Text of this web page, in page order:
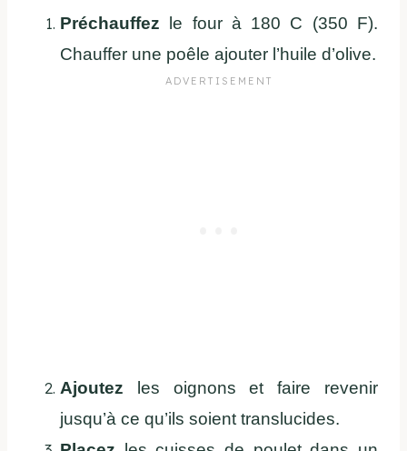
Préchauffez le four à 180 C (350 F).
Chauffer une poêle ajouter l’huile d’olive.
Ajoutez les oignons et faire revenir
jusqu’à ce qu’ils soient translucides.